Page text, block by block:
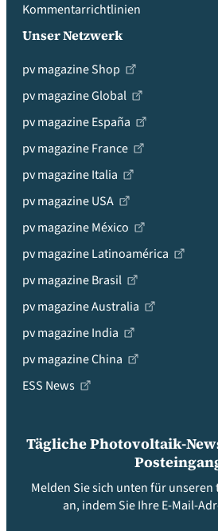
Kommentarrichtlinien
Unser Netzwerk
pv magazine Shop
pv magazine Global
pv magazine España
pv magazine France
pv magazine Italia
pv magazine USA
pv magazine México
pv magazine Latinoamérica
pv magazine Brasil
pv magazine Australia
pv magazine India
pv magazine China
ESS News
Tägliche Photovoltaik-
Melden Sie sich unten für
an, indem Sie Ihre E-Mail-